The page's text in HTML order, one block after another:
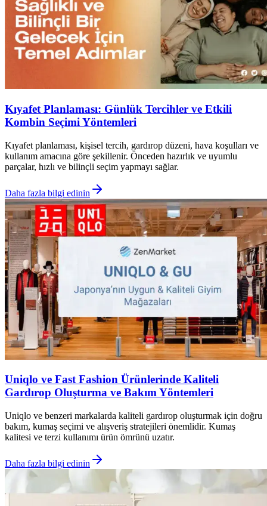
Kıyafet Planlaması: Günlük Tercihler ve Etkili
Kombin Seçimi Yöntemleri
Kıyafet planlaması, kişisel tercih, gardırop düzeni, hava koşulları ve
kullanım amacına göre şekillenir. Önceden hazırlık ve uyumlu
parçalar, hızlı ve bilinçli seçim yapmayı sağlar.
Daha fazla bilgi edinin
Uniqlo ve Fast Fashion Ürünlerinde Kaliteli
Gardırop Oluşturma ve Bakım Yöntemleri
Uniqlo ve benzeri markalarda kaliteli gardırop oluşturmak için doğru
bakım, kumaş seçimi ve alışveriş stratejileri önemlidir. Kumaş
kalitesi ve terzi kullanımı ürün ömrünü uzatır.
Daha fazla bilgi edinin